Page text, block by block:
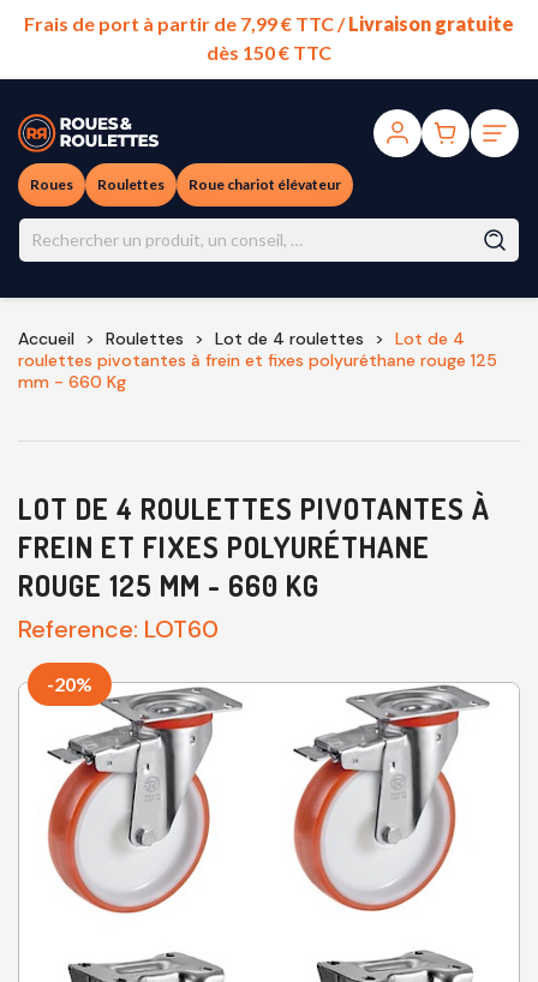
Frais de port à partir de 7,99 € TTC /Livraison gratuite
dès 150 € TTC
Roues Roulettes Roue chariot élévateur
Accueil Roulettes Lot de 4 roulettes
Lot de 4
roulettes pivotantes à frein et fixes polyuréthane rouge 125
mm - 660 Kg
LOT DE 4 ROULETTES PIVOTANTES À
FREIN ET FIXES POLYURÉTHANE
ROUGE 125 MM - 660 KG
Reference: LOT60
-20%